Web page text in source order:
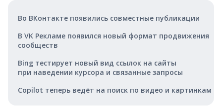
Во ВКонтакте появились совместные публикации
В VK Рекламе появился новый формат продвижения
сообществ
Bing тестирует новый вид ссылок на сайты
при наведении курсора и связанные запросы
Copilot теперь ведёт на поиск по видео и картинкам